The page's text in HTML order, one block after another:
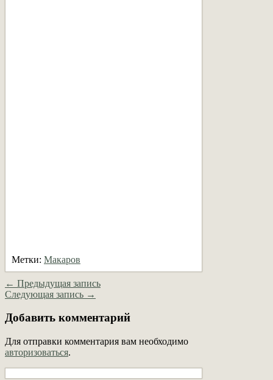
Метки: Макаров
← Предыдущая запись
Следующая запись →
Добавить комментарий
Для отправки комментария вам необходимо
авторизоваться.